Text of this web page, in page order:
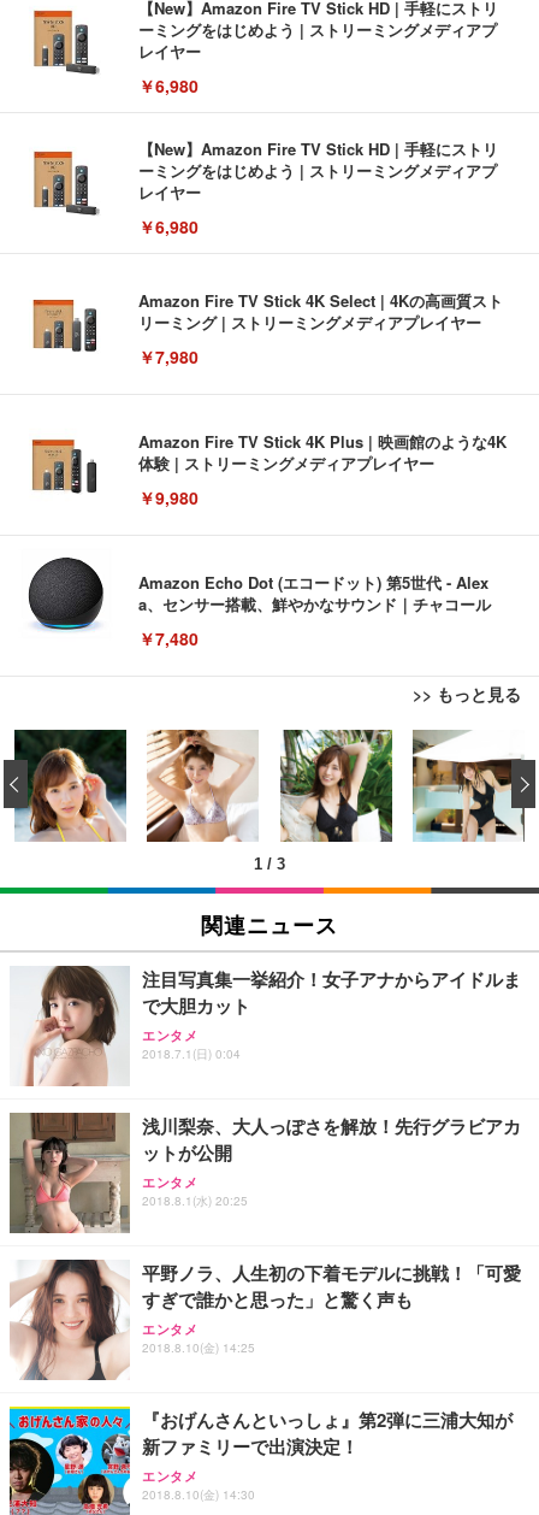
【New】Amazon Fire TV Stick HD | 手軽にストリ
ーミングをはじめよう | ストリーミングメディアプ
レイヤー
￥6,980
【New】Amazon Fire TV Stick HD | 手軽にストリ
ーミングをはじめよう | ストリーミングメディアプ
レイヤー
￥6,980
Amazon Fire TV Stick 4K Select | 4Kの高画質スト
リーミング | ストリーミングメディアプレイヤー
￥7,980
Amazon Fire TV Stick 4K Plus | 映画館のような4K
体験 | ストリーミングメディアプレイヤー
￥9,980
Amazon Echo Dot (エコードット) 第5世代 - Alex
a、センサー搭載、鮮やかなサウンド｜チャコール
￥7,480
>> もっと見る
[EdoErgo] オフィスチェア 椅子 テレワーク 疲れな
い 跳ね上げ式アームレスト コンパクト 約105度ロッ
キング pc 事務椅子 360度回転 座面昇降 強化ナイロ
ン樹脂ベース 通気性メッシュ 在宅ワーク H-WY01
(黒網+黒枠+黒足)
￥5,699
SIHOO B100 オフィスチェア／デスクチェア メッシ
ュチェア 人間工学 疲れない ブラック
￥27,999
ワーク チェア 強化バックレスト 30度ロッキング機
能 人間工学 椅子 腰サポート 90度跳ね上げ式アーム
務用 おしゃれ パソコンチェア (ブラック)
Sezlife オフィスチェア デスクチェア 疲れない テレ
ワーク チェア 強化バックレスト 30度ロッキング機
能 人間工学 椅子 腰サポート 90度跳ね上げ式アーム
務用 おしゃれ パソコンチェア (ホワイト)
ANDWINT オフィスチェア デスクチェア 肘なし メ
ッシュ 通気性 ランバーサポート付き 腰サポート ガ
ス圧無段階昇降 360度回転 キャスター付き コンパク
EIZO ビジネス向けプレミアムモニター | FlexScan
EV3240X-WT | 31.5型4K UHD・USB Type-C・ホワ
イト
￥105,595
EIZO ビジネス向けプレミアムモニター | FlexScan
￥109,572
【純正品】27"ゲーミングモニター DualSense 充電
フック付き（CFI-ZDM1J）
【整備済み品】Dell E2724HS 27インチ 液晶モニタ
ー フルHD（1920×1080）VA 非光沢 HDMI/DisplayP
ort/VGA スピーカー内蔵 高さ調整 スイベル VESA対
【MiniLED/24.5inch/280Hz/FHD】GRAPHT THE S
HOOTER Gaming Monitor 24” Essential ゲーミン
グモニター QD 24.5インチ 1ms FHD 量子ドット 残
Amazonベーシック ペットシーツ 薄型 レギュラー 1
回使い捨て 無香料 ホワイト 300枚
￥3,373
Amazonベーシック ペットシーツ 厚型 ワイド 42枚
x2袋(84枚) ホワイト(吸収面:ライトブルー)
￥3,234
ネオ・ルーライフ ネオ・オムツ L 中型犬用 26枚入
り 単品
Smart Basic(スマートベーシック) 【Amazon.co.jp
限定】 Smart Basic アイリスオーヤマ ペットシーツ
超厚型 お徳用 ワイド 100枚入 (x 1) (ケース販売)
アイリスオーヤマ ペットシーツ 超厚型 お徳用 レギ
ュラー 200枚入【Amazon.co.jp限定】
1 / 3
‹
関連ニュース
注目写真集一挙紹介！女子アナからアイドルま
で大胆カット
エンタメ
2018.7.1(日) 0:04
浅川梨奈、大人っぽさを解放！先行グラビアカ
ットが公開
エンタメ
2018.8.1(水) 20:25
平野ノラ、人生初の下着モデルに挑戦！「可愛
すぎで誰かと思った」と驚く声も
エンタメ
2018.8.10(金) 14:25
『おげんさんといっしょ』第2弾に三浦大知が
新ファミリーで出演決定！
エンタメ
2018.8.10(金) 14:30